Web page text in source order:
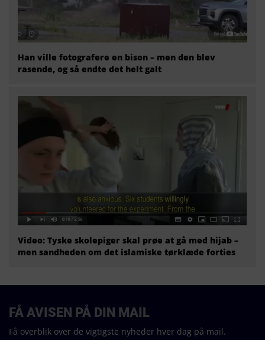
Han ville fotografere en bison – men den blev
rasende, og så endte det helt galt
Video: Tyske skolepiger skal prøe at gå med hijab –
men sandheden om det islamiske tørklæde forties
FÅ AVISEN PÅ DIN MAIL
Få overblik over de vigtigste nyheder hver dag på mail.